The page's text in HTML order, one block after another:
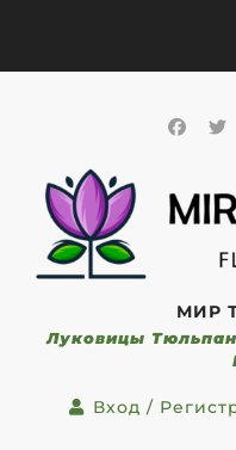
МИР
Луковицы
Вход /